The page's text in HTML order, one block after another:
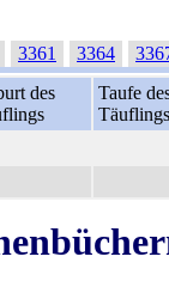
3361 3364
des
Taufe
Täuflings